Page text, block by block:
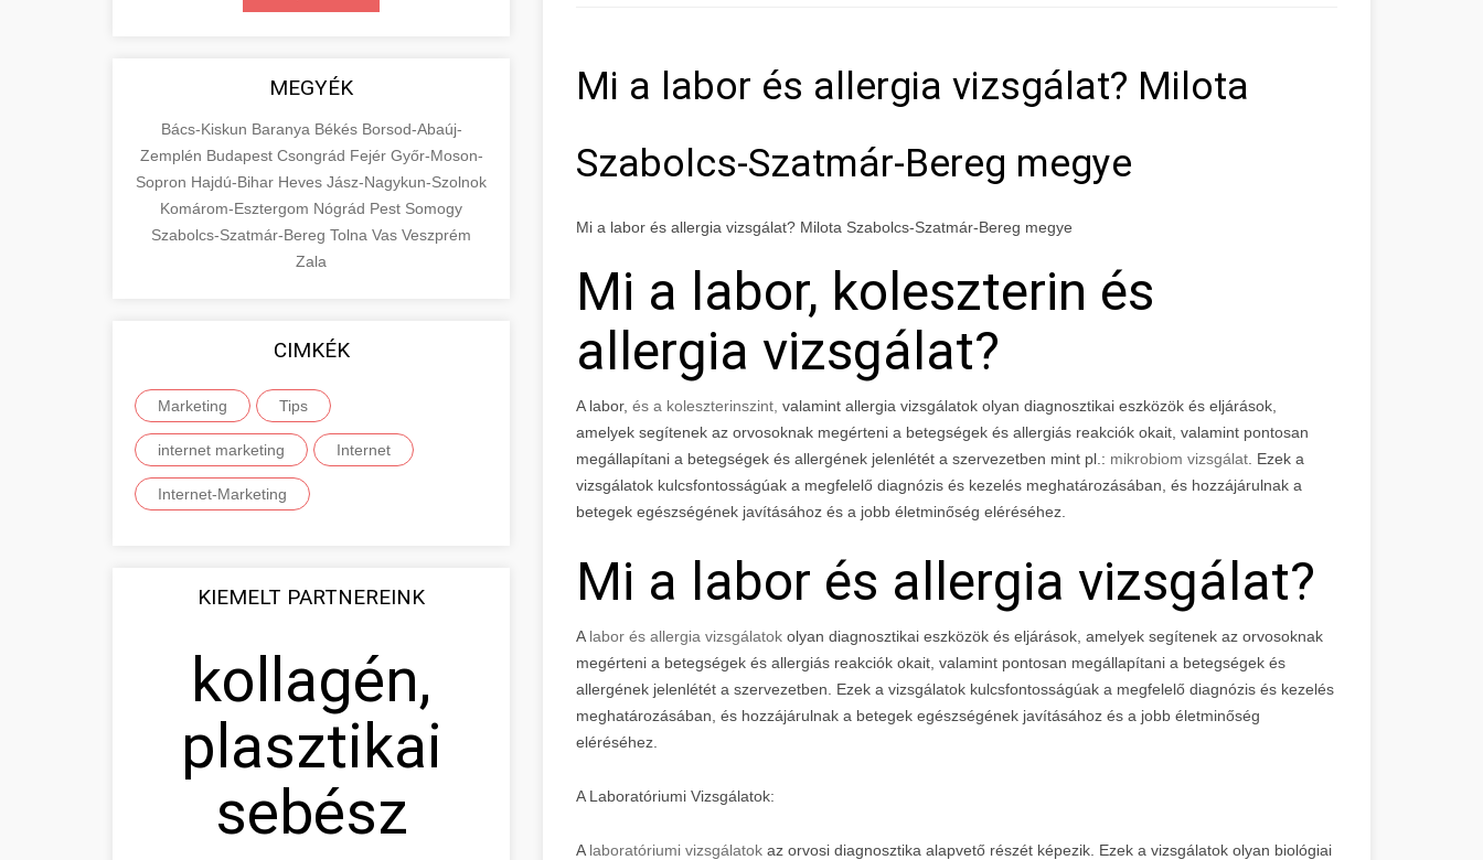
MEGYÉK
Bács-Kiskun Baranya Békés Borsod-Abaúj-
Zemplén Budapest Csongrád Fejér Győr-Moson-
Sopron Hajdú-Bihar Heves Jász-Nagykun-Szolnok
Komárom-Esztergom Nógrád Pest Somogy
Szabolcs-Szatmár-Bereg Tolna Vas Veszprém
Zala
CIMKÉK
Marketing Tips
internet marketing Internet
Internet-Marketing
KIEMELT PARTNEREINK
kollagén,
plasztikai
sebész
Mi a labor és allergia vizsgálat? Milota
Szabolcs-Szatmár-Bereg megye
Mi a labor és allergia vizsgálat? Milota Szabolcs-Szatmár-Bereg megye
Mi a labor, koleszterin és
allergia vizsgálat?
A labor, és a koleszterinszint, valamint allergia vizsgálatok olyan diagnosztikai eszközök és eljárások,
amelyek segítenek az orvosoknak megérteni a betegségek és allergiás reakciók okait, valamint pontosan
megállapítani a betegségek és allergének jelenlétét a szervezetben mint pl.: mikrobiom vizsgálat . Ezek a
vizsgálatok kulcsfontosságúak a megfelelő diagnózis és kezelés meghatározásában, és hozzájárulnak a
betegek egészségének javításához és a jobb életminőség eléréséhez.
Mi a labor és allergia vizsgálat?
A labor és allergia vizsgálatok olyan diagnosztikai eszközök és eljárások, amelyek segítenek az orvosoknak
megérteni a betegségek és allergiás reakciók okait, valamint pontosan megállapítani a betegségek és
allergének jelenlétét a szervezetben. Ezek a vizsgálatok kulcsfontosságúak a megfelelő diagnózis és kezelés
meghatározásában, és hozzájárulnak a betegek egészségének javításához és a jobb életminőség
eléréséhez.
A Laboratóriumi Vizsgálatok:
A laboratóriumi vizsgálatok az orvosi diagnosztika alapvető részét képezik. Ezek a vizsgálatok olyan biológiai